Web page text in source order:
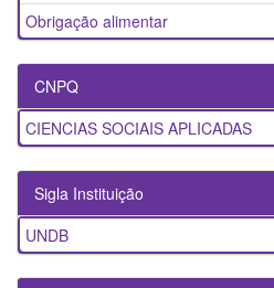
Obrigação alimentar
CNPQ
CIENCIAS SOCIAIS APLICADAS
Sigla Instituição
UNDB